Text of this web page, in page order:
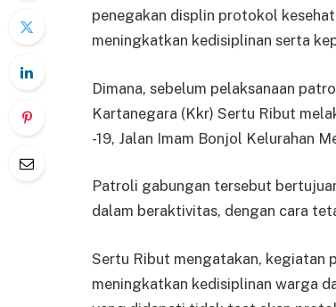
penegakan displin protokol
meningkatkan kedisiplinan serta
Dimana, sebelum pelaksanaan
Kartanegara (Kkr) Sertu Ribut
-19, Jalan Imam Bonjol Kelurahan
Patroli gabungan tersebut
dalam beraktivitas, dengan cara
Sertu Ribut mengatakan, kegiatan
meningkatkan kedisiplinan warga